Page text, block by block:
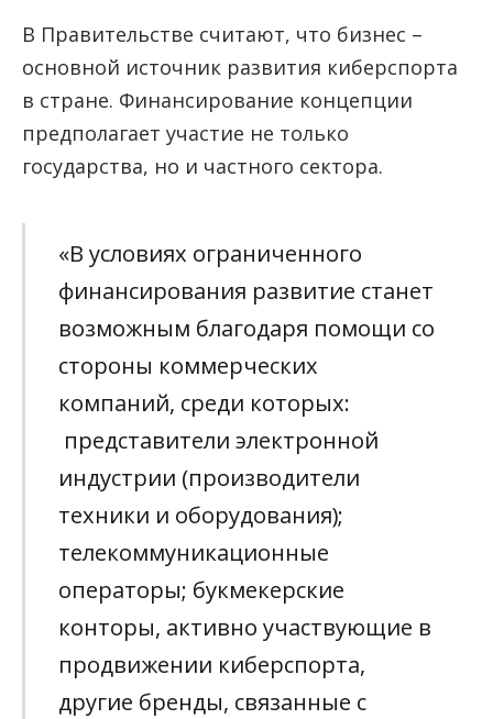
В Правительстве считают, что бизнес –
основной источник развития киберспорта
в стране. Финансирование концепции
предполагает участие не только
государства, но и частного сектора.
«В условиях ограниченного
финансирования развитие станет
возможным благодаря помощи со
стороны коммерческих
компаний, среди которых:
представители электронной
индустрии (производители
техники и оборудования);
телекоммуникационные
операторы; букмекерские
конторы, активно участвующие в
продвижении киберспорта,
другие бренды, связанные с